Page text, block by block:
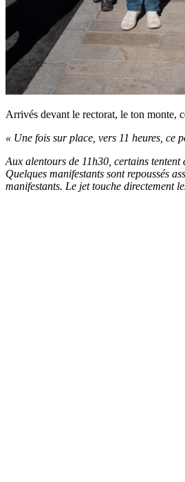
Arrivés devant le rectorat, le ton monte,
« Une fois sur place, vers 11 heures,
Aux alentours de 11h30, certains tentent
Quelques manifestants sont repoussés
manifestants. Le jet touche directement